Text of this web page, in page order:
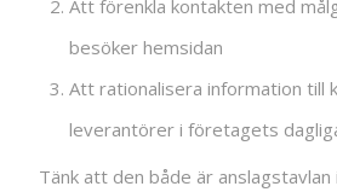
Att förenkla kontakten med
besöker hemsidan
Att rationalisera information till
leverantörer i företagets
Tänk att den både är